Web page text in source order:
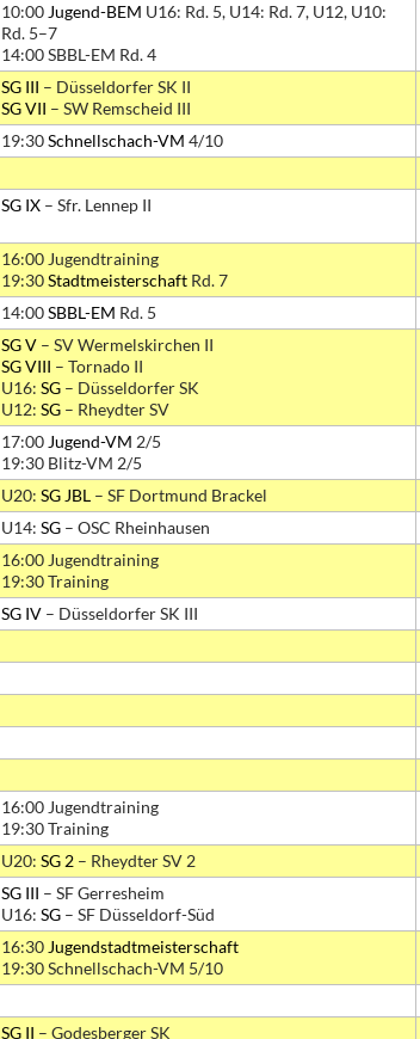
10:00 Jugend-BEM U16: Rd. 5, U14: Rd. 7, U12, U10:
Rd. 5–7
14:00 SBBL-EM Rd. 4
SG III – Düsseldorfer SK II
SG VII – SW Remscheid III
19:30Schnellschach-VM 4/10
SG IX – Sfr. Lennep II
16:00 Jugendtraining
19:30Stadtmeisterschaft Rd. 7
14:00SBBL-EM Rd. 5
SG V – SV Wermelskirchen II
SG VIII – Tornado II
U16: SG – Düsseldorfer SK
U12: SG – Rheydter SV
17:00 Jugend-VM 2/5
19:30 Blitz-VM 2/5
U20: SG JBL – SF Dortmund Brackel
U14: SG – OSC Rheinhausen
16:00 Jugendtraining
19:30 Training
SG IV – Düsseldorfer SK III
16:00 Jugendtraining
19:30 Training
U20: SG 2 – Rheydter SV 2
SG III – SF Gerresheim
U16: SG – SF Düsseldorf-Süd
16:30 Jugendstadtmeisterschaft
19:30 Schnellschach-VM 5/10
SG II – Godesberger SK